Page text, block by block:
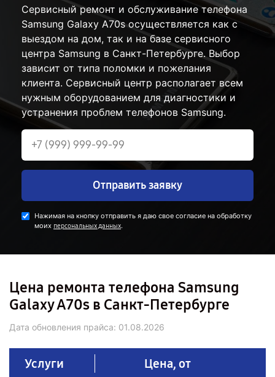
Сервисный ремонт и обслуживание телефона
Samsung Galaxy A70s осуществляется как с
выездом на дом, так и на базе сервисного
центра Samsung в Санкт-Петербурге. Выбор
зависит от типа поломки и пожелания
клиента. Сервисный центр располагает всем
нужным оборудованием для диагностики и
устранения проблем телефонов Samsung.
Отправить заявку
Нажимая на кнопку отправить я даю свое согласие на обработку
моих персональных данных.
Цена ремонта телефона Samsung
Galaxy A70s в Санкт-Петербурге
Дата обновления прайса: 01.08.2026
Услуги Цена, от